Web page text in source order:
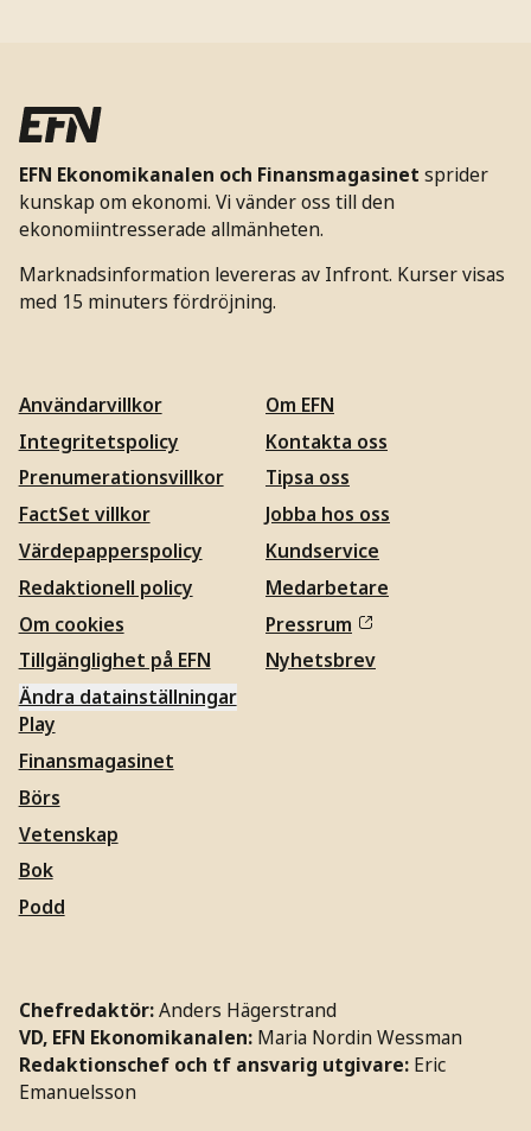
EFN Ekonomikanalen och Finansmagasinet sprider
kunskap om ekonomi. Vi vänder oss till den
ekonomiintresserade allmänheten.
Marknadsinformation levereras av Infront. Kurser visas
med 15 minuters fördröjning.
Användarvillkor
Integritetspolicy
Prenumerationsvillkor
FactSet villkor
Värdepapperspolicy
Redaktionell policy
Om cookies
Tillgänglighet på EFN
Ändra datainställningar
Om EFN
Kontakta oss
Tipsa oss
Jobba hos oss
Kundservice
Medarbetare
Pressrum
Nyhetsbrev
Play
Finansmagasinet
Börs
Vetenskap
Bok
Podd
Chefredaktör:Anders Hägerstrand
VD, EFN Ekonomikanalen: Maria Nordin Wessman
Redaktionschef och tf ansvarig utgivare: Eric
Emanuelsson